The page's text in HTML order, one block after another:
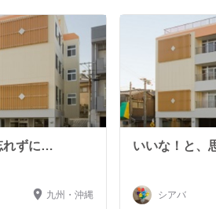
れずに…
九州・沖縄
いいな！と、
シアバ